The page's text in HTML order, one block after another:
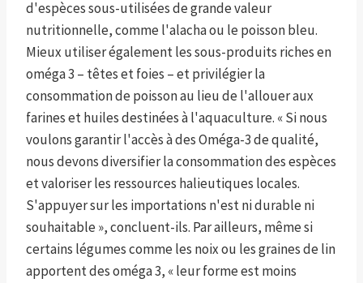
d'espèces sous-utilisées de grande valeur
nutritionnelle, comme l'alacha ou le poisson bleu.
Mieux utiliser également les sous-produits riches en
oméga 3 – têtes et foies – et privilégier la
consommation de poisson au lieu de l'allouer aux
farines et huiles destinées à l'aquaculture. « Si nous
voulons garantir l'accès à des Oméga-3 de qualité,
nous devons diversifier la consommation des espèces
et valoriser les ressources halieutiques locales.
S'appuyer sur les importations n'est ni durable ni
souhaitable », concluent-ils. Par ailleurs, même si
certains légumes comme les noix ou les graines de lin
apportent des oméga 3, « leur forme est moins